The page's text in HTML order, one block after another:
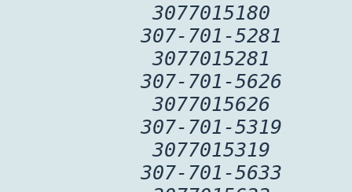
3077015180
307-701-5281
3077015281
307-701-5626
3077015626
307-701-5319
3077015319
307-701-5633